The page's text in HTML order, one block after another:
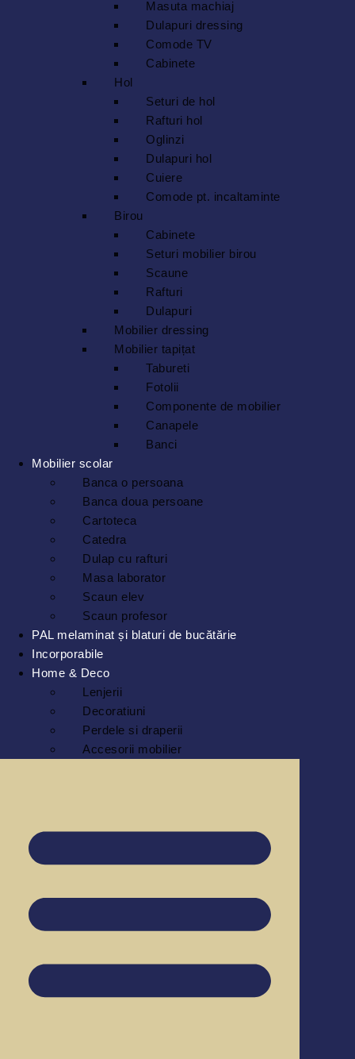
Masuta machiaj
Dulapuri dressing
Comode TV
Cabinete
Hol
Seturi de hol
Rafturi hol
Oglinzi
Dulapuri hol
Cuiere
Comode pt. incaltaminte
Birou
Cabinete
Seturi mobilier birou
Scaune
Rafturi
Dulapuri
Mobilier dressing
Mobilier tapițat
Tabureti
Fotolii
Componente de mobilier
Canapele
Banci
Mobilier scolar
Banca o persoana
Banca doua persoane
Cartoteca
Catedra
Dulap cu rafturi
Masa laborator
Scaun elev
Scaun profesor
PAL melaminat și blaturi de bucătărie
Incorporabile
Home & Deco
Lenjerii
Decoratiuni
Perdele si draperii
Accesorii mobilier